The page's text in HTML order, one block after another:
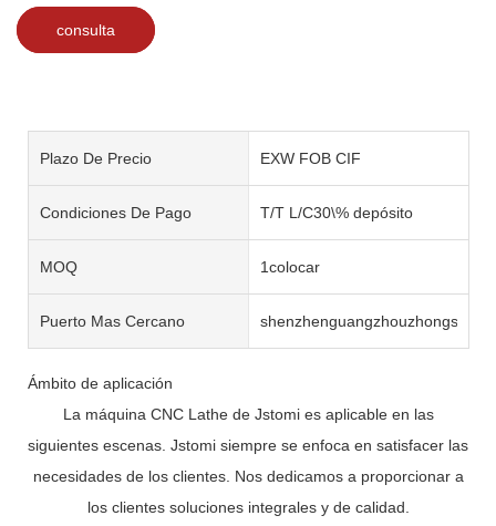
consulta
Plazo De Precio EXW FOB CIF
Condiciones De Pago T/T L/C30\% depósito
MOQ 1colocar
Puerto Mas Cercano shenzhenguangzhouzhongshan
Ámbito de aplicación
La máquina CNC Lathe de Jstomi es aplicable en las
siguientes escenas. Jstomi siempre se enfoca en satisfacer las
necesidades de los clientes. Nos dedicamos a proporcionar a
los clientes soluciones integrales y de calidad.